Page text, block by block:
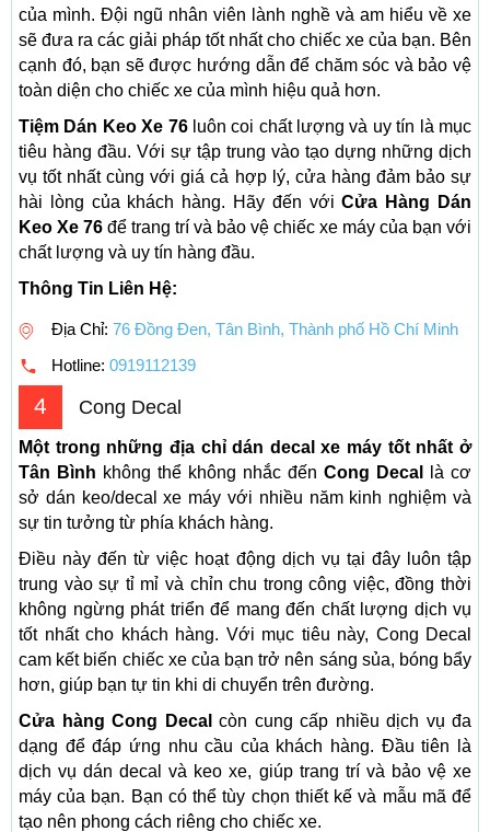
của mình. Đội ngũ nhân viên lành nghề và am hiểu về xe
sẽ đưa ra các giải pháp tốt nhất cho chiếc xe của bạn. Bên
cạnh đó, bạn sẽ được hướng dẫn để chăm sóc và bảo vệ
toàn diện cho chiếc xe của mình hiệu quả hơn.
Tiệm Dán Keo Xe 76luôn coi chất lượng và uy tín là mục
tiêu hàng đầu. Với sự tập trung vào tạo dựng những dịch
vụ tốt nhất cùng với giá cả hợp lý, cửa hàng đảm bảo sự
hài lòng của khách hàng. Hãy đến vớiCửa Hàng Dán
Keo Xe 76 để trang trí và bảo vệ chiếc xe máy của bạn với
chất lượng và uy tín hàng đầu.
Thông Tin Liên Hệ:
Địa Chỉ: 76 Đồng Đen, Tân Bình, Thành phố Hồ Chí Minh
Hotline: 0919112139
4 Cong Decal
Một trong những địa chỉ dán decal xe máy tốt nhất ở
Tân Bình không thể không nhắc đến Cong Decal
là cơ
sở dán keo/decal xe máy với nhiều năm kinh nghiệm và
sự tin tưởng từ phía khách hàng.
Điều này đến từ việc hoạt động dịch vụ tại đây luôn tập
trung vào sự tỉ mỉ và chỉn chu trong công việc, đồng thời
không ngừng phát triển để mang đến chất lượng dịch vụ
tốt nhất cho khách hàng. Với mục tiêu này, Cong Decal
cam kết biến chiếc xe của bạn trở nên sáng sủa, bóng bẩy
hơn, giúp bạn tự tin khi di chuyển trên đường.
Cửa hàng Cong Decal còn cung cấp nhiều dịch vụ đa
dạng để đáp ứng nhu cầu của khách hàng. Đầu tiên là
dịch vụ dán decal và keo xe, giúp trang trí và bảo vệ xe
máy của bạn. Bạn có thể tùy chọn thiết kế và mẫu mã để
tạo nên phong cách riêng cho chiếc xe.